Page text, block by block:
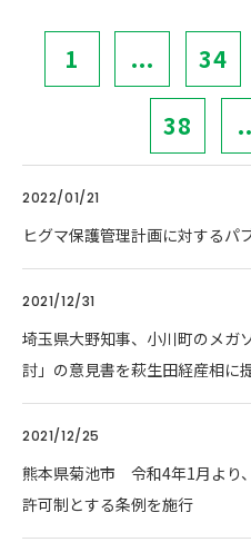
1 ... 34
38
2022/01/21
ヒグマ保護管理計画に対する
2021/12/31
埼玉県大野知事、小川町のメガ
討」の意見書を萩生田経産相に
2021/12/25
熊本県菊池市 令和4年1月より
許可制とする条例を施行